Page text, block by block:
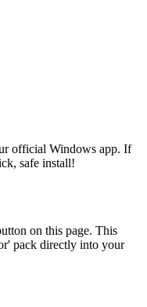
official Windows app. If
safe install!
on this page. This
pack directly into your